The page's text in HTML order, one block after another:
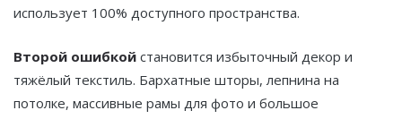
использует 100% доступного пространства.
Второй ошибкой становится избыточный декор и
тяжёлый текстиль. Бархатные шторы, лепнина на
потолке, массивные рамы для фото и большое